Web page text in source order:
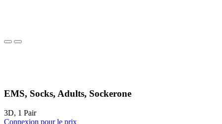
EMS, Socks, Adults, Sockerone
3D, 1 Pair
Connexion pour le prix